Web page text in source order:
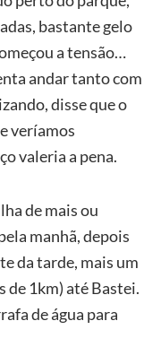
bastante gelo
a tensão…
andar tanto com
disse que o
veríamos
valeria a pena.
de mais ou
manhã, depois
da tarde, mais um
de 1km) até Bastei.
de água para